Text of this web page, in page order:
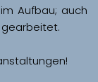
Aufbau; auch